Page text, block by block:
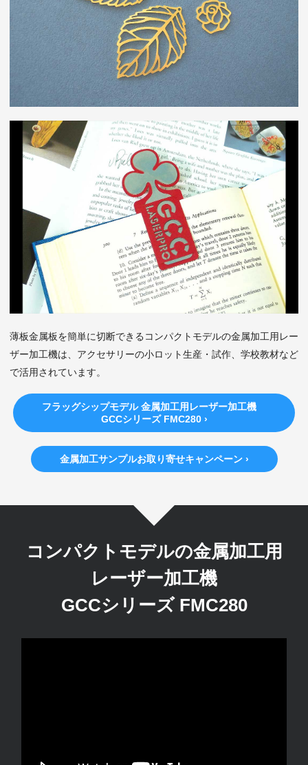
薄板金属板を簡単に切断できるコンパクトモデルの金属加工用レー
ザー加工機は、アクセサリーの小ロット生産・試作、学校教材など
で活用されています。
フラッグシップモデル 金属加工用レーザー加工機
GCCシリーズ FMC280 ›
金属加工サンプルお取り寄せキャンペーン ›
コンパクトモデルの金属加工用
レーザー加工機
GCCシリーズ FMC280